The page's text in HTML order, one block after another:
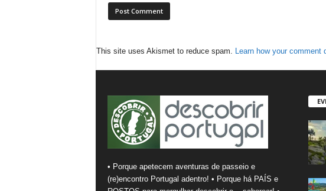
This site uses Akismet to reduce spam. Learn how your comment
• Porque apetecem aventuras de passeio e
(re)encontro Portugal adentro! • Porque há PAÍS e